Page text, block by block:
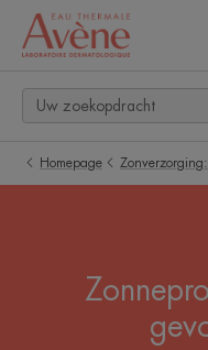
Homepage